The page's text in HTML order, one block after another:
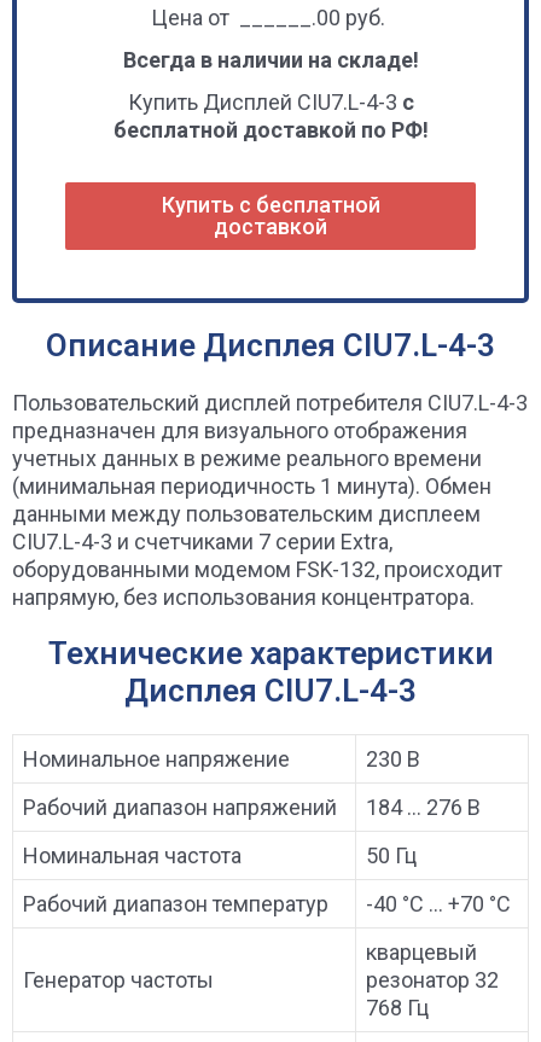
Цена от ______.00 руб.
Всегда в наличии на складе!
Купить Дисплей CIU7.L-4-3 с
бесплатной доставкой по РФ!
Купить с бесплатной
доставкой
Описание Дисплея CIU7.L-4-3
Пользовательский дисплей потребителя CIU7.L-4-3
предназначен для визуального отображения
учетных данных в режиме реального времени
(минимальная периодичность 1 минута). Обмен
данными между пользовательским дисплеем
CIU7.L-4-3 и счетчиками 7 серии Extra,
оборудованными модемом FSK-132, происходит
напрямую, без использования концентратора.
Технические характеристики
Дисплея CIU7.L-4-3
Номинальное напряжение
230 В
Рабочий диапазон напряжений
184 … 276 В
Номинальная частота
50 Гц
Рабочий диапазон температур
-40 °C … +70 °C
Генератор частоты
кварцевый
резонатор 32
768 Гц